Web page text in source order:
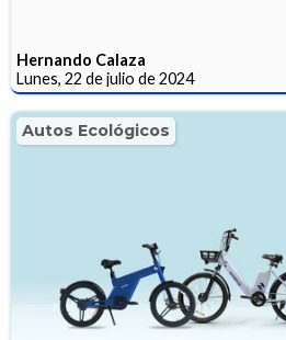
Hernando Calaza
Lunes, 22 de julio de 2024
Autos Ecológicos